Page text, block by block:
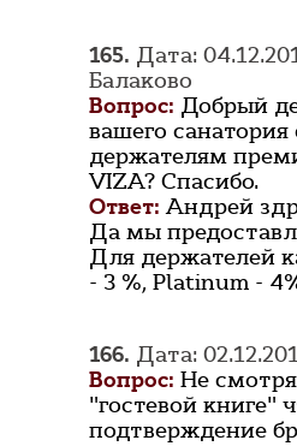
165. Дата:
Балаково
Вопрос: Добрый
вашего
держателям
VIZA? Спасибо.
Ответ: Андрей
Да мы
Для держателей
- 3 %, Platinum -
166. Дата:
Вопрос: Не
"гостевой книге"
подтверждение